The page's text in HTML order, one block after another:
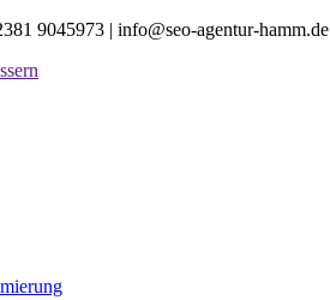
9045973 | info@seo-agentur-hamm.de